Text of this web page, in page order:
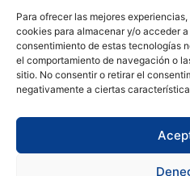
Para ofrecer las mejores
cookies para almacenar y/o acceder
consentimiento de estas tecnologías
el comportamiento de navegación o
sitio. No consentir o retirar el
negativamente a ciertas
2025
Estatuts
Transparència
Imatge
Copyright © 2024, Federació
por